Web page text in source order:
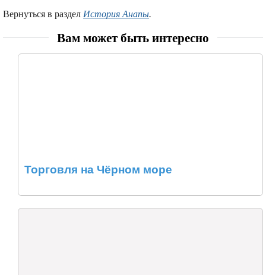
Вернуться в раздел История Анапы.
Вам может быть интересно
Торговля на Чёрном море